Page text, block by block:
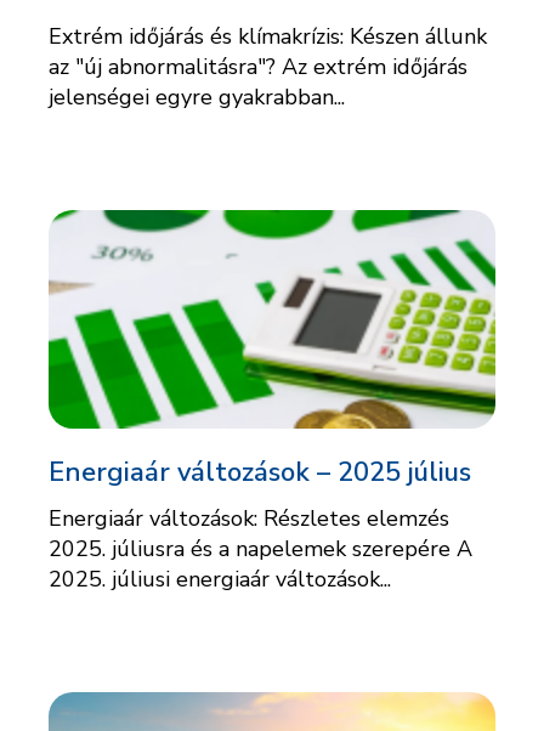
Extrém időjárás és klímakrízis: Készen állunk
az "új abnormalitásra"? Az extrém időjárás
jelenségei egyre gyakrabban...
Energiaár változások – 2025 július
Energiaár változások: Részletes elemzés
2025. júliusra és a napelemek szerepére A
2025. júliusi energiaár változások...